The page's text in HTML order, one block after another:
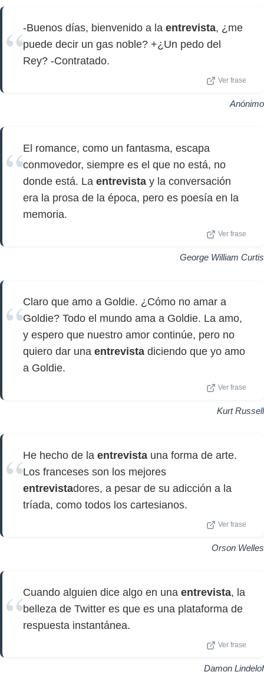
-Buenos días, bienvenido a la entrevista, ¿me
puede decir un gas noble? +¿Un pedo del
Rey? -Contratado.
Ver frase
Anónimo
El romance, como un fantasma, escapa
conmovedor, siempre es el que no está, no
donde está. La entrevista y la conversación
era la prosa de la época, pero es poesía en la
memoria.
Ver frase
George William Curtis
Claro que amo a Goldie. ¿Cómo no amar a
Goldie? Todo el mundo ama a Goldie. La amo,
y espero que nuestro amor continúe, pero no
quiero dar una entrevista diciendo que yo amo
a Goldie.
Ver frase
Kurt Russell
He hecho de la entrevista una forma de arte.
Los franceses son los mejores
entrevistadores, a pesar de su adicción a la
tríada, como todos los cartesianos.
Ver frase
Orson Welles
Cuando alguien dice algo en una entrevista, la
belleza de Twitter es que es una plataforma de
respuesta instantánea.
Ver frase
Damon Lindelof